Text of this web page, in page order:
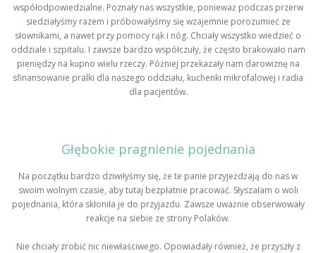
współodpowiedzialne. Poznały nas wszystkie, ponieważ podczas przerw
siedziałyśmy razem i próbowałyśmy się wzajemnie porozumieć ze
słownikami, a nawet przy pomocy rąk i nóg. Chciały wszystko wiedzieć o
oddziale i szpitalu. I zawsze bardzo współczuły, że często brakowało nam
pieniędzy na kupno wielu rzeczy. Póżniej przekazały nam darowiznę na
sfinansowanie pralki dla naszego oddziału, kuchenki mikrofalowej i radia
dla pacjentów.
Głębokie pragnienie pojednania
Na początku bardzo dziwiłyśmy się, że te panie przyjeżdżają do nas w
swoim wolnym czasie, aby tutaj bezpłatnie pracować. Słyszałam o woli
pojednania, która skłoniła je do przyjazdu. Zawsze uważnie obserwowały
reakcje na siebie ze strony Polaków.
Nie chciały zrobić nic niewłaściwego. Opowiadały również, że przyszły z